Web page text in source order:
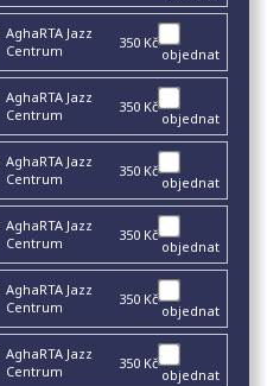
AghaRTA Jazz
Centrum
350 Kč
objednat
AghaRTA Jazz
Centrum
350 Kč
objednat
AghaRTA Jazz
Centrum
350 Kč
objednat
AghaRTA Jazz
Centrum
350 Kč
objednat
AghaRTA Jazz
Centrum
350 Kč
objednat
AghaRTA Jazz
Centrum
350 Kč
objednat